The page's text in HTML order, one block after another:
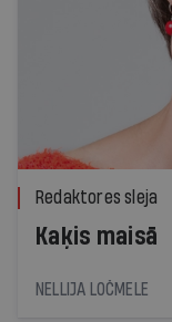
Redaktores sleja
Kaķis maisā
NELLIJA LOČMELE